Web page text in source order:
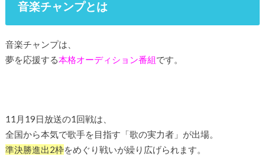
音楽チャンプとは
音楽チャンプは、
夢を応援する本格オーディション番組です。
11月19日放送の1回戦は、
全国から本気で歌手を目指す「歌の実力者」が出場。
準決勝進出2枠をめぐり戦いが繰り広げられます。